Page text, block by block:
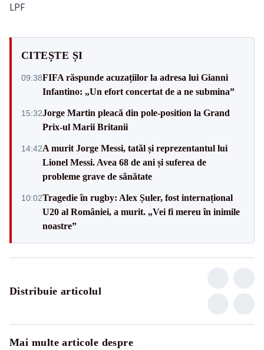
LPF
CITEȘTE ȘI
09:38FIFA răspunde acuzațiilor la adresa lui Gianni
Infantino: „Un efort concertat de a ne submina”
15:32Jorge Martin pleacă din pole-position la Grand
Prix-ul Marii Britanii
14:42A murit Jorge Messi, tatăl și reprezentantul lui
Lionel Messi. Avea 68 de ani și suferea de
probleme grave de sănătate
10:02Tragedie în rugby: Alex Șuler, fost internațional
U20 al României, a murit. „Vei fi mereu în inimile
noastre”
Distribuie articolul
Mai multe articole despre